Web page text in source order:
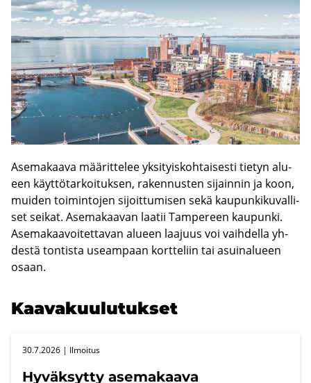
Ase­ma­kaa­va mää­rit­te­lee yk­si­tyis­koh­tai­ses­ti tie­tyn alu­
een käyt­tö­tar­koi­tuk­sen, ra­ken­nus­ten si­jain­nin ja koon,
mui­den toi­min­to­jen si­joit­tu­mi­sen sekä kau­pun­ki­ku­val­li­
set sei­kat. Ase­ma­kaa­van laa­tii Tam­pe­reen kau­pun­ki.
Ase­ma­kaa­voi­tet­ta­van alu­een laa­juus voi vaih­del­la yh­
des­tä ton­tis­ta useam­paan kort­te­liin tai asui­na­lu­een
osaan.
Kaa­va­kuu­lu­tuk­set
Hy­väk­syt­ty ase­ma­kaa­va
30.7.2026 | Il­moi­tus